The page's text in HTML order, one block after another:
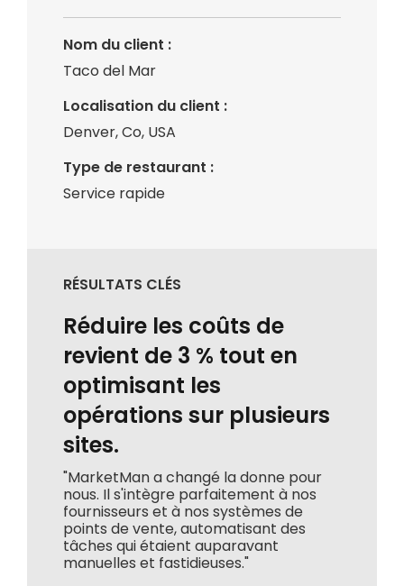
Nom du client :
Taco del Mar
Localisation du client :
Denver, Co, USA
Type de restaurant :
Service rapide
RÉSULTATS CLÉS
Réduire les coûts de
revient de 3 % tout en
optimisant les
opérations sur plusieurs
sites.
"MarketMan a changé la donne pour
nous. Il s'intègre parfaitement à nos
fournisseurs et à nos systèmes de
points de vente, automatisant des
tâches qui étaient auparavant
manuelles et fastidieuses."